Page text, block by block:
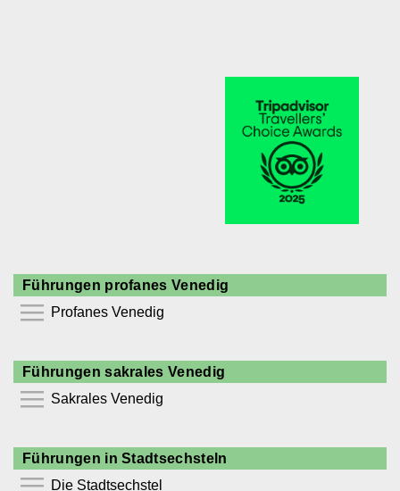
Führungen profanes Venedig
Profanes Venedig
Akademie Venedig
Canal Grande
Dogenpalast
Klassische Moderne
Führungen sakrales Venedig
Sakrales Venedig
Markuskirche
Ordenskirchen
Führungen in Stadtsechsteln
Die Stadtsechstel